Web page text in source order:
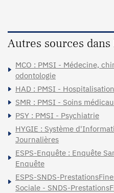
Autres sources
MCO : PMSI - Médecine,
odontologie
HAD : PMSI -
SMR : PMSI - Soins
PSY : PMSI - Psychiatrie
HYGIE : Système
Journalières
ESPS-Enquête : Enquête
Enquête
ESPS-SNDS-
Sociale - SNDS-